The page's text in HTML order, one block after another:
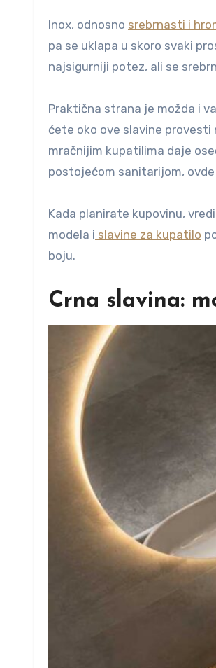
Inox, odnosno srebrnasti i
pa se uklapa u skoro svaki
najsigurniji potez, ali se
Praktična strana je možda i
ćete oko ove slavine provesti
mračnijim kupatilima daje
postojećom sanitarijom,
Kada planirate kupovinu,
modela i slavine za kupatilo
boju.
Crna slavina: